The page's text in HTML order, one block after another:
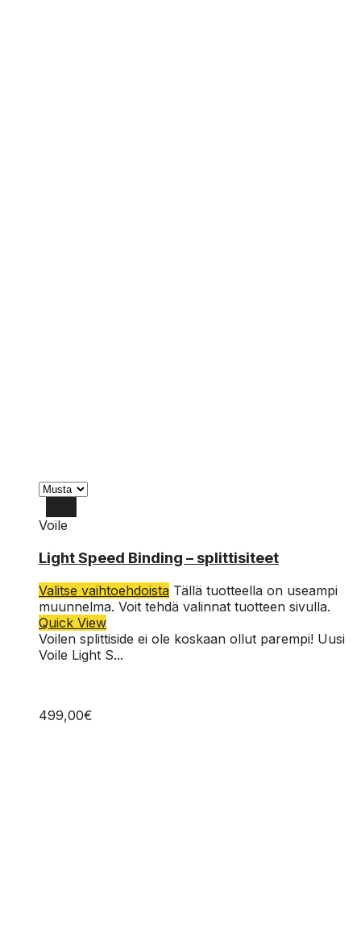
L
S
Voile
Light Speed Binding – splittisiteet
Valitse vaihtoehdoista Tällä tuotteella on useampi
muunnelma. Voit tehdä valinnat tuotteen sivulla.
Quick View
Voilen splittiside ei ole koskaan ollut parempi! Uusi
Voile Light S...
499,00€